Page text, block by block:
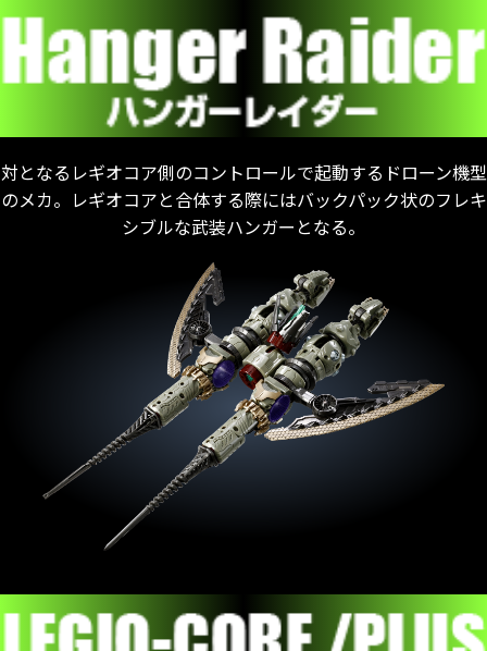
対となるレギオコア側のコントロールで起動するドローン機型
のメカ。レギオコアと合体する際にはバックパック状のフレキ
シブルな武装ハンガーとなる。